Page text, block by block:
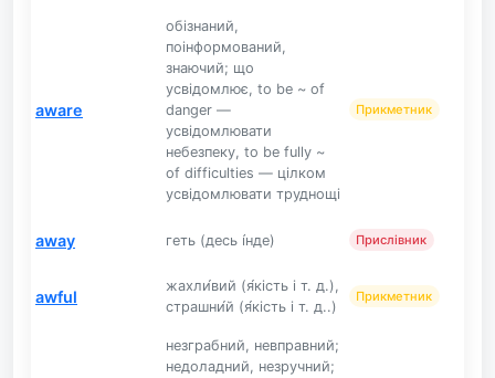
aware
обізнаний,
поінформований,
знаючий; що
усвідомлює, to be ~ of
danger —
усвідомлювати
небезпеку, to be fully ~
of difficulties — цілком
усвідомлювати труднощі
Прикметник
away геть (десь і́нде) Прислівник
awful
жахли́вий (я́кість і т. д.),
страшни́й (я́кість і т. д..)
Прикметник
незграбний, невправний;
недоладний, незручний;